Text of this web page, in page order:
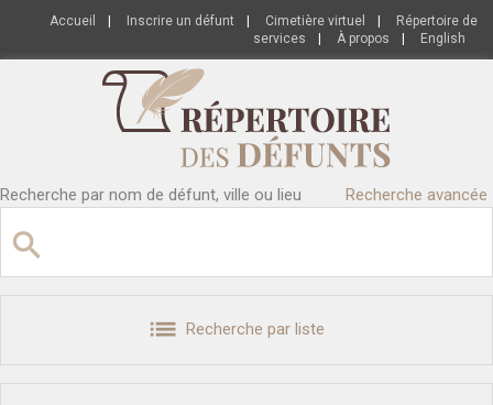
Accueil Inscrire un défunt Cimetière virtuel
Répertoire de
services
À propos English
Recherche par nom de défunt, ville ou lieu Recherche avancée
Recherche par liste